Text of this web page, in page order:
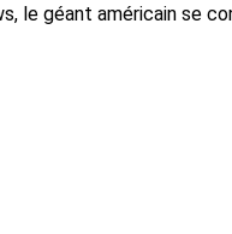
le géant américain se